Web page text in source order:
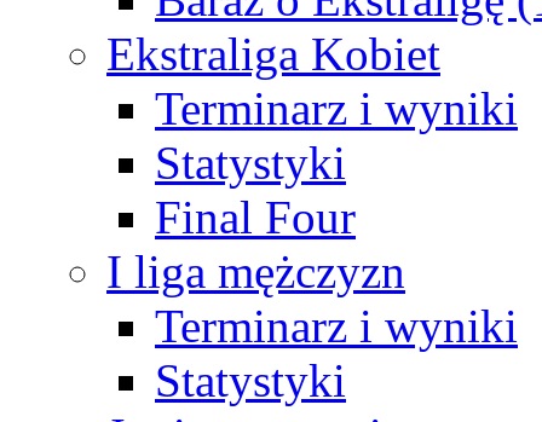
Ekstraliga Kobiet
Terminarz i wyniki
Statystyki
Final Four
I liga mężczyzn
Terminarz i wyniki
Statystyki